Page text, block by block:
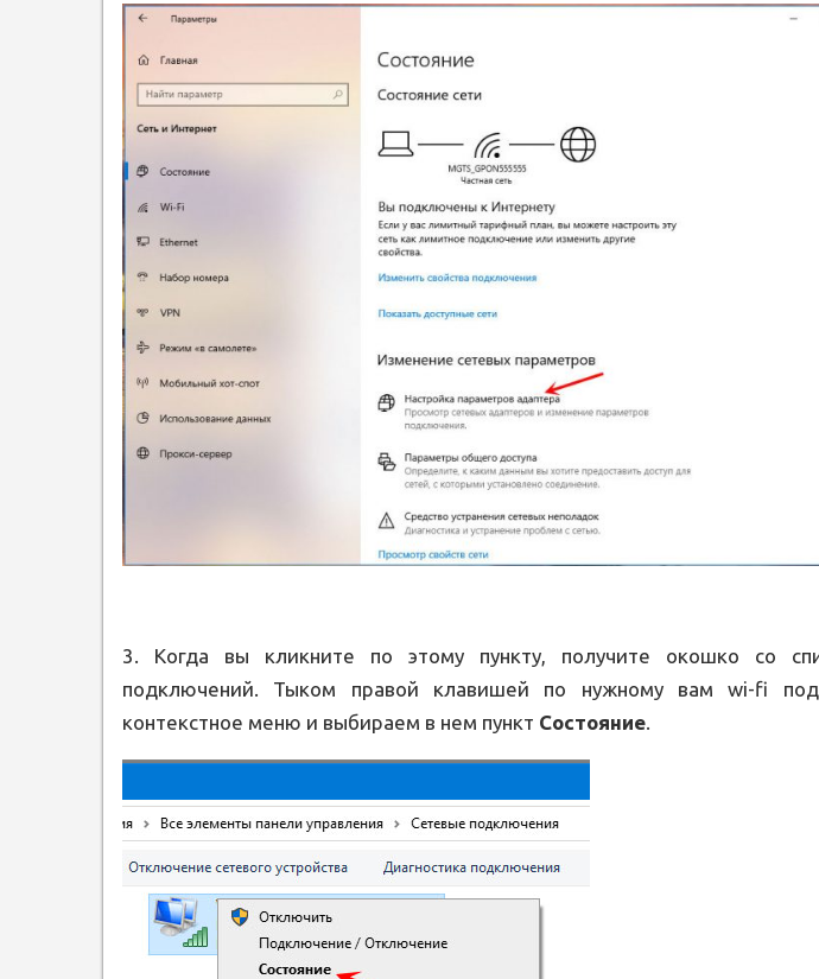
3. Когда вы кликните по этому пункту, получите окошко со
подключений. Тыком правой клавишей по нужному вам wi-fi
контекстное меню и выбираем в нем пункт Состояние.